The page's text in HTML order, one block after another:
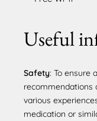
Useful
Safety: To ensure
recommendations
various
medication or